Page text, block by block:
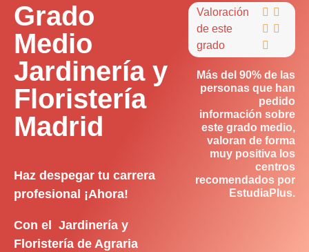
Grado
Medio
Jardinería y
Floristería
Madrid
Haz despegar tu carrera
profesional ¡Ahora!
Con el Jardinería y
Floristería de Agraria
Valoración
de este
grado
 
 

Más del 90% de las
personas que han
pedido
información sobre
este grado medio,
valoran de forma
muy positiva los
centros
recomendados por
EstudiaPlus.